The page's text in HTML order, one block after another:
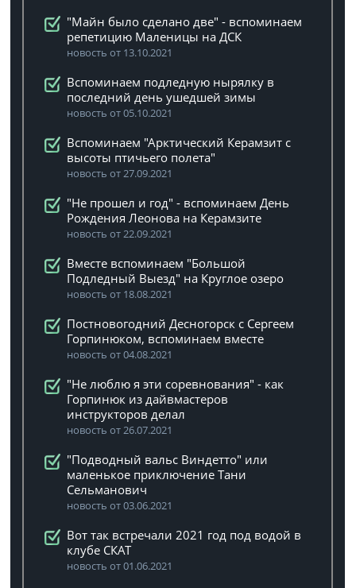
"Майн было сделано две" - вспоминаем
репетицию Маленицы на ДСК
новость от 13.10.2021
Вспоминаем подледную нырялку в
последний день ушедшей зимы
новость от 05.10.2021
Вспоминаем "Арктический Керамзит с
высоты птичьего полета"
новость от 27.09.2021
"Не прошел и год" - вспоминаем День
Рождения Леонова на Керамзите
новость от 22.09.2021
Вместе вспоминаем "Большой
Подледный Выезд" на Круглое озеро
новость от 18.08.2021
Постновогодний Десногорск с Сергеем
Горпинюком, вспоминаем вместе
новость от 04.08.2021
"Не люблю я эти соревнования" - как
Горпинюк из дайвмастеров
инструкторов делал
новость от 26.07.2021
"Подводный вальс Виндетто" или
маленькое приключение Тани
Сельманович
новость от 03.06.2021
Вот так встречали 2021 год под водой в
клубе СКАТ
новость от 01.06.2021